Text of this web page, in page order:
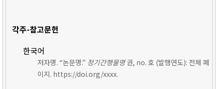
각주-참고문헌
한국어
저자명. “논문명.” 정기간행물명권, no. 호 (발행연도): 전체 페
이지. https://doi.org/xxxx.